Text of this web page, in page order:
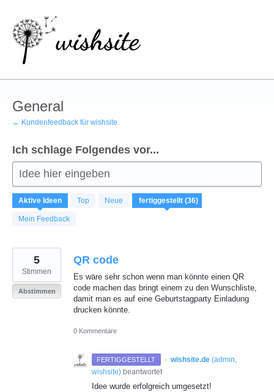
Inhalt
springen
General
← Kundenfeedback für wishsite
Ich schlage Folgendes vor...
Idee hier eingeben
Aktive Ideen Top Neue
Mein Feedback
36
gefundene
Ergebnisse
QR code
Es wäre sehr schon wenn man könnte einen QR
code machen das bringt einem zu den Wunschliste,
damit man es auf eine Geburtstagparty Einladung
drucken könnte.
5
Stimmen
Abstimmen
0 Kommentare
FERTIGGESTELLT · wishsite.de (admin,
wishsite) beantwortet
Idee wurde erfolgreich umgesetzt!